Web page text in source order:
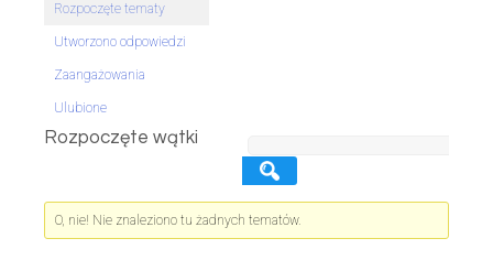
Rozpoczęte tematy
Utworzono odpowiedzi
Zaangażowania
Ulubione
Rozpoczęte wątki
O, nie! Nie znaleziono tu żadnych tematów.